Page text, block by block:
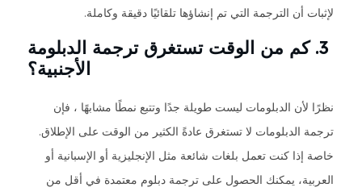
لإثبات أن الترجمة التي تم إنشاؤها تلقائيًا دقيقة وكاملة.
3. كم من الوقت تستغرق ترجمة الدبلومة
الأجنبية؟
نظرًا لأن الدبلومات ليست طويلة جدًا وتتبع نمطًا مشابهًا ، فإن
ترجمة الدبلومات لا تستغرق عادةً الكثير من الوقت على الإطلاق.
خاصة إذا كنت تعمل بلغات شائعة مثل الإنجليزية أو الإسبانية أو
العربية، يمكنك الحصول على ترجمة دبلوم معتمدة في أقل من